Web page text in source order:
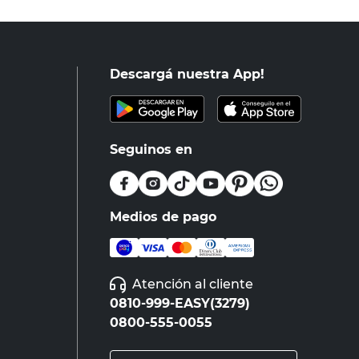
Descargá nuestra App!
Seguinos en
Medios de pago
Atención al cliente
0810-999-EASY(3279)
0800-555-0055